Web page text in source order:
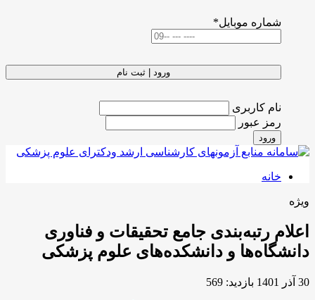
شماره موبایل*
ورود | ثبت نام
نام کاربری
رمز عبور
ورود
خانه
ویژه
اعلام رتبه‌بندی جامع تحقیقات و فناوری
دانشگاه‌ها و دانشکده‌های علوم پزشکی
30 آذر 1401 بازدید: 569